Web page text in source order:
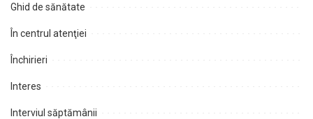
Ghid de sănătate
În centrul atenţiei
Închirieri
Interes
Interviul săptămânii